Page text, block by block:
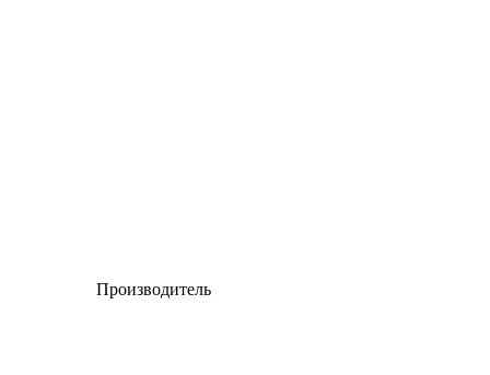
Производитель